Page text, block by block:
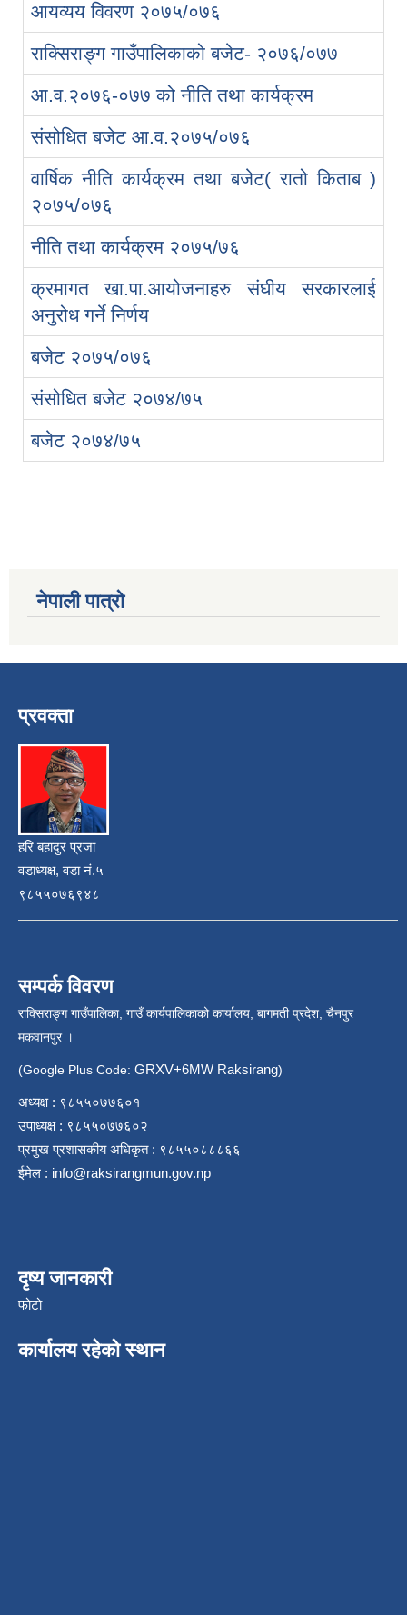
आयव्यय विवरण २०७५/०७६
राक्सिराङ्ग गाउँपालिकाको बजेट- २०७६/०७७
आ.व.२०७६-०७७ को नीति तथा कार्यक्रम
संसोधित बजेट आ.व.२०७५/०७६
वार्षिक नीति कार्यक्रम तथा बजेट( रातो किताब )
२०७५/०७६
नीति तथा कार्यक्रम २०७५/७६
क्रमागत खा.पा.आयोजनाहरु संघीय सरकारलाई
अनुरोध गर्ने निर्णय
बजेट २०७५/०७६
संसोधित बजेट २०७४/७५
बजेट २०७४/७५
नेपाली पात्रो
प्रवक्ता
हरि बहादुर प्रजा
वडाध्यक्ष, वडा नं.५
९८५५०७६९४८
सम्पर्क विवरण
राक्सिराङ्ग गाउँपालिका, गाउँ कार्यपालिकाको कार्यालय, बागमती प्रदेश, चैनपुर
मकवानपुर ।
(Google Plus Code: GRXV+6MW Raksirang)
अध्यक्ष : ९८५५०७७६०१
उपाध्यक्ष : ९८५५०७७६०२
प्रमुख प्रशासकीय अधिकृत : ९८५५०८८८६६
ईमेल : info@raksirangmun.gov.np
दृष्य जानकारी
फोटो
कार्यालय रहेको स्थान